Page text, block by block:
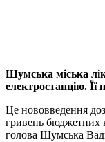
Шумська міська
електростанцію. Її
Це нововведення
гривень бюджетних
голова Шумська